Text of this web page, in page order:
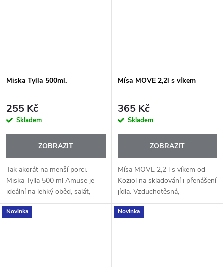
Miska Tylla 500ml.
255 Kč
Skladem
ZOBRAZIT
Tak akorát na menší porci.
Miska Tylla 500 ml Amuse je
ideální na lehký oběd, salát,
jogurt nebo svačinu – když
chcete mít jídlo prakticky po
Mísa MOVE 2,2l s víkem
365 Kč
Skladem
ZOBRAZIT
Mísa MOVE 2,2 l s víkem od
Koziol na skladování i přenášení
jídla. Vzduchotěsná,
stohovatelná a vhodná do
mrazáku i mikrovlnky.
Novinka Novinka